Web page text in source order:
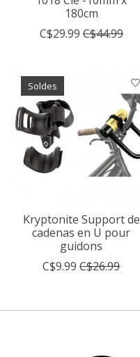
180cm
C$29.99 C$44.99
Soldes
Kryptonite Support de
cadenas en U pour
guidons
C$9.99 C$26.99